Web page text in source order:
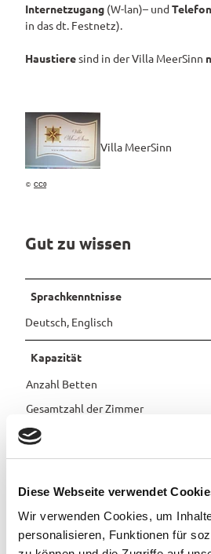
Diese Webseite verwendet
Wir verwenden Cookies, um
personalisieren, Funktionen für
Internetzugang (W-lan)– undTelefon
in das dt. Festnetz).
Haustieresind in der Villa MeerSinn
© CC0
Villa MeerSinn
Gut zu wissen
Sprachkenntnisse
Deutsch, Englisch
Kapazität
Anzahl Betten
Gesamtzahl der Zimmer
Anzahl der Ferienwohnungen
Infrarotkabine
Erreichbarkeit / Lage